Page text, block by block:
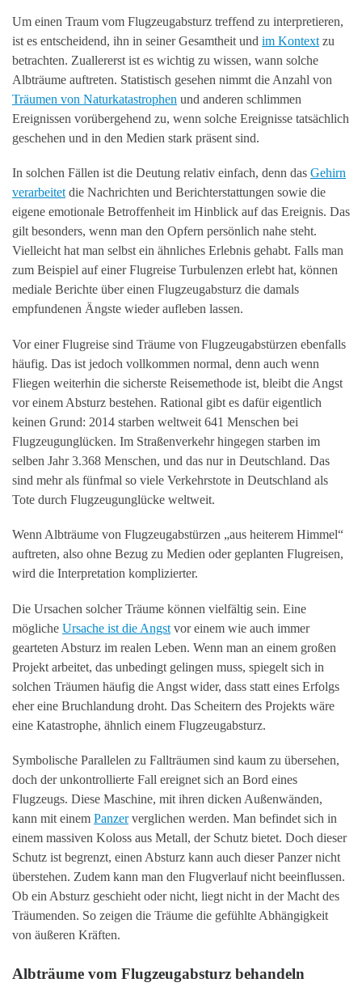
Um einen Traum vom Flugzeugabsturz treffend zu interpretieren,
ist es entscheidend, ihn in seiner Gesamtheit und im Kontext zu
betrachten. Zuallererst ist es wichtig zu wissen, wann solche
Albträume auftreten. Statistisch gesehen nimmt die Anzahl von
Träumen von Naturkatastrophen und anderen schlimmen
Ereignissen vorübergehend zu, wenn solche Ereignisse tatsächlich
geschehen und in den Medien stark präsent sind.
In solchen Fällen ist die Deutung relativ einfach, denn das Gehirn
verarbeitet die Nachrichten und Berichterstattungen sowie die
eigene emotionale Betroffenheit im Hinblick auf das Ereignis. Das
gilt besonders, wenn man den Opfern persönlich nahe steht.
Vielleicht hat man selbst ein ähnliches Erlebnis gehabt. Falls man
zum Beispiel auf einer Flugreise Turbulenzen erlebt hat, können
mediale Berichte über einen Flugzeugabsturz die damals
empfundenen Ängste wieder aufleben lassen.
Vor einer Flugreise sind Träume von Flugzeugabstürzen ebenfalls
häufig. Das ist jedoch vollkommen normal, denn auch wenn
Fliegen weiterhin die sicherste Reisemethode ist, bleibt die Angst
vor einem Absturz bestehen. Rational gibt es dafür eigentlich
keinen Grund: 2014 starben weltweit 641 Menschen bei
Flugzeugunglücken. Im Straßenverkehr hingegen starben im
selben Jahr 3.368 Menschen, und das nur in Deutschland. Das
sind mehr als fünfmal so viele Verkehrstote in Deutschland als
Tote durch Flugzeugunglücke weltweit.
Wenn Albträume von Flugzeugabstürzen „aus heiterem Himmel“
auftreten, also ohne Bezug zu Medien oder geplanten Flugreisen,
wird die Interpretation komplizierter.
Die Ursachen solcher Träume können vielfältig sein. Eine
mögliche Ursache ist die Angst vor einem wie auch immer
gearteten Absturz im realen Leben. Wenn man an einem großen
Projekt arbeitet, das unbedingt gelingen muss, spiegelt sich in
solchen Träumen häufig die Angst wider, dass statt eines Erfolgs
eher eine Bruchlandung droht. Das Scheitern des Projekts wäre
eine Katastrophe, ähnlich einem Flugzeugabsturz.
Symbolische Parallelen zu Fallträumen sind kaum zu übersehen,
doch der unkontrollierte Fall ereignet sich an Bord eines
Flugzeugs. Diese Maschine, mit ihren dicken Außenwänden,
kann mit einem Panzerverglichen werden. Man befindet sich in
einem massiven Koloss aus Metall, der Schutz bietet. Doch dieser
Schutz ist begrenzt, einen Absturz kann auch dieser Panzer nicht
überstehen. Zudem kann man den Flugverlauf nicht beeinflussen.
Ob ein Absturz geschieht oder nicht, liegt nicht in der Macht des
Träumenden. So zeigen die Träume die gefühlte Abhängigkeit
von äußeren Kräften.
Albträume vom Flugzeugabsturz behandeln